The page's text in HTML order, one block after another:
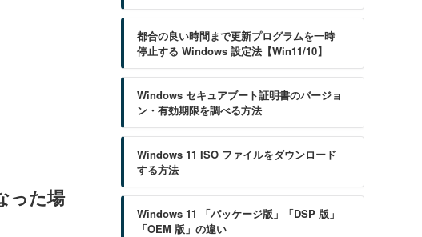
った場
都合の良い時間まで更新プログラムを一時
停止する Windows 設定法【Win11/10】
Windows セキュアブート証明書のバージョ
ン・有効期限を調べる方法
Windows 11 ISO ファイルをダウンロード
する方法
Windows 11 「パッケージ版」「DSP 版」
「OEM 版」の違い